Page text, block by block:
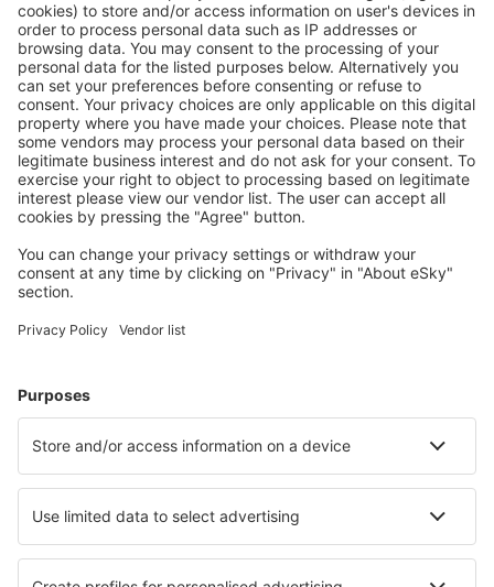
geregistreerde gebruikers.
Accommodaties die u bevallen
Kies uit meer dan 1,3 miljoen accommodaties: hotels,
jeugdherbergen, appartementen en meer.
Meest gezochte accommodatie door eSky-
Accommodatie in Noorwegen - Populaire steden
Verblijf in Skien Verblijf in Os Verblijf in Skjærhalden
Beste accommodatie - steden
Verblijf in Loveland Verblijf in Wandlitz